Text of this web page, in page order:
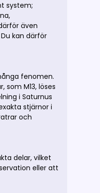
system;
även
kan därför
fenomen.
som M13, löses
i Saturnus
stjärnor i
och
delar, vilket
eller att